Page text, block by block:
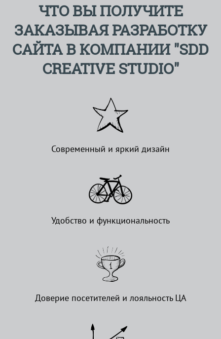
ЧТО ВЫ ПОЛУЧИТЕ
ЗАКАЗЫВАЯ РАЗРАБОТКУ
САЙТА В КОМПАНИИ "SDD
CREATIVE STUDIO"
Современный и яркий дизайн
Удобство и функциональность
Доверие посетителей и лояльность ЦА